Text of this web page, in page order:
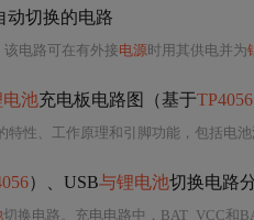
动切换的电路
电路可在有外接电源时用其供电并为
电池充电板电路图（基于TP4056
性、工作原理和引脚功能，包括电池温
）、USB与锂电池切换电路
切换电路。充电电路中，BAT_VCC和